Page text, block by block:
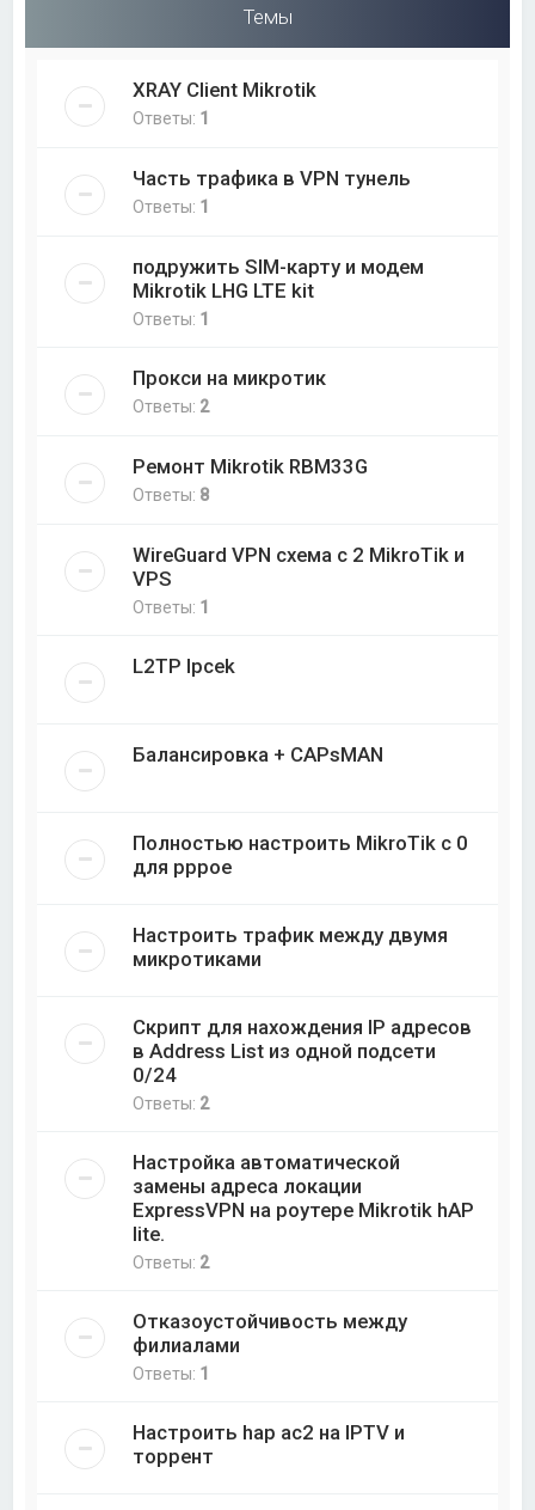
Темы
XRAY Client Mikrotik
Ответы: 1
Часть трафика в VPN тунель
Ответы: 1
подружить SIM-карту и модем
Mikrotik LHG LTE kit
Ответы: 1
Прокси на микротик
Ответы: 2
Ремонт Mikrotik RBM33G
Ответы: 8
WireGuard VPN схема с 2 MikroTik и
VPS
Ответы: 1
L2TP Ipcek
Балансировка + CAPsMAN
Полностью настроить MikroTik с 0
для pppoe
Настроить трафик между двумя
микротиками
Скрипт для нахождения IP адресов
в Address List из одной подсети
0/24
Ответы: 2
Настройка автоматической
замены адреса локации
ExpressVPN на роутере Mikrotik hAP
lite.
Ответы: 2
Отказоустойчивость между
филиалами
Ответы: 1
Настроить hap ac2 на IPTV и
торрент